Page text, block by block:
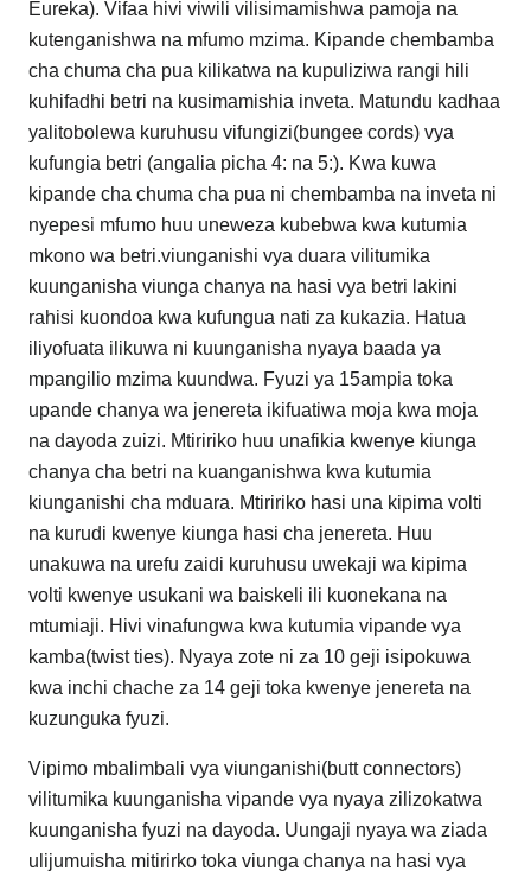
Eureka). Vifaa hivi viwili vilisimamishwa pamoja na
kutenganishwa na mfumo mzima. Kipande chembamba
cha chuma cha pua kilikatwa na kupuliziwa rangi hili
kuhifadhi betri na kusimamishia inveta. Matundu kadhaa
yalitobolewa kuruhusu vifungizi(bungee cords) vya
kufungia betri (angalia picha 4: na 5:). Kwa kuwa
kipande cha chuma cha pua ni chembamba na inveta ni
nyepesi mfumo huu uneweza kubebwa kwa kutumia
mkono wa betri.viunganishi vya duara vilitumika
kuunganisha viunga chanya na hasi vya betri lakini
rahisi kuondoa kwa kufungua nati za kukazia. Hatua
iliyofuata ilikuwa ni kuunganisha nyaya baada ya
mpangilio mzima kuundwa. Fyuzi ya 15ampia toka
upande chanya wa jenereta ikifuatiwa moja kwa moja
na dayoda zuizi. Mtiririko huu unafikia kwenye kiunga
chanya cha betri na kuanganishwa kwa kutumia
kiunganishi cha mduara. Mtiririko hasi una kipima volti
na kurudi kwenye kiunga hasi cha jenereta. Huu
unakuwa na urefu zaidi kuruhusu uwekaji wa kipima
volti kwenye usukani wa baiskeli ili kuonekana na
mtumiaji. Hivi vinafungwa kwa kutumia vipande vya
kamba(twist ties). Nyaya zote ni za 10 geji isipokuwa
kwa inchi chache za 14 geji toka kwenye jenereta na
kuzunguka fyuzi.
Vipimo mbalimbali vya viunganishi(butt connectors)
vilitumika kuunganisha vipande vya nyaya zilizokatwa
kuunganisha fyuzi na dayoda. Uungaji nyaya wa ziada
ulijumuisha mitirirko toka viunga chanya na hasi vya